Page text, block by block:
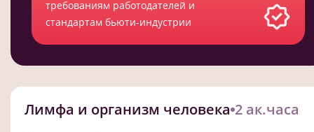
требованиям работодателей и
стандартам бьюти-индустрии
Лимфа и организм человека 2 ак.часа